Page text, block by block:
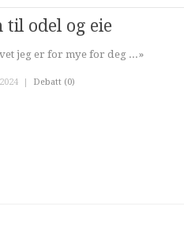
odel og eie
vet jeg er for mye for deg ...»
| Debatt (0)